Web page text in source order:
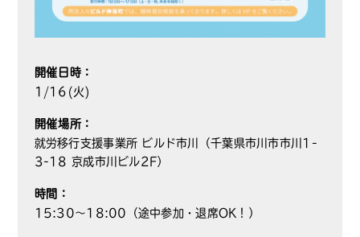
開催日時：
1/16(火)
開催場所：
就労移行支援事業所 ビルド市川（千葉県市川市市川1-
3-18 京成市川ビル2F）
時間：
15:30～18:00（途中参加・退席OK！）